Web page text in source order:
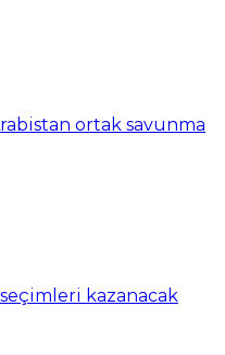
ortak savunma
kazanacak